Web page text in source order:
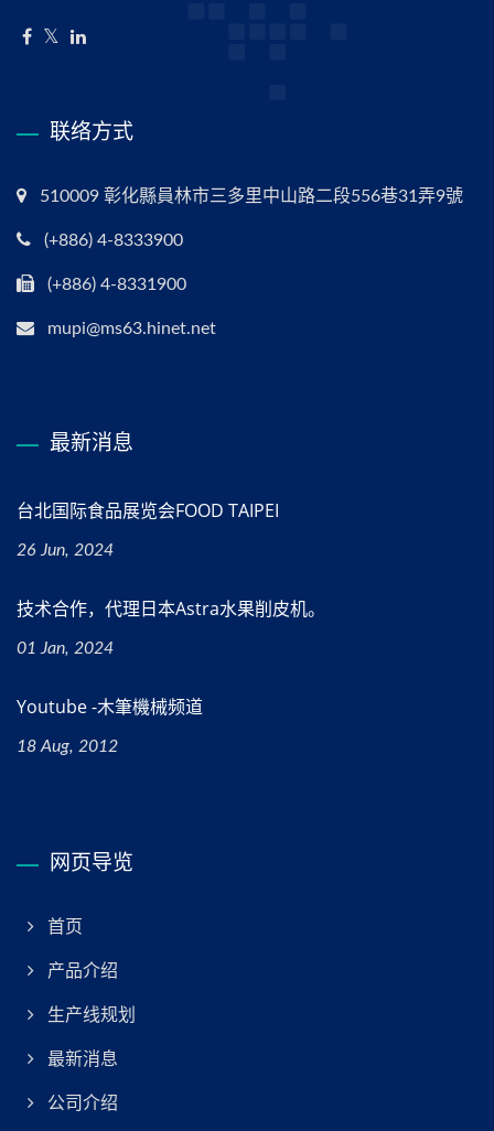
联络方式
510009 彰化縣員林市三多里中山路二段556巷31弄9號
(+886) 4-8333900
(+886) 4-8331900
mupi@ms63.hinet.net
最新消息
台北国际食品展览会FOOD TAIPEI
26 Jun, 2024
技术合作，代理日本Astra水果削皮机。
01 Jan, 2024
Youtube -木筆機械频道
18 Aug, 2012
网页导览
首页
产品介绍
生产线规划
最新消息
公司介绍